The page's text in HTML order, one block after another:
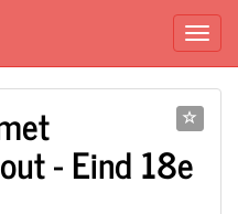
- Eind 18e